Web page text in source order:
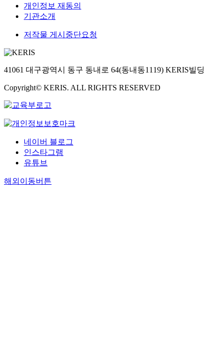
개인정보 재동의
기관소개
저작물 게시중단요청
41061 대구광역시 동구 동내로 64(동내동1119) KERIS빌딩
Copyright© KERIS. ALL RIGHTS RESERVED
네이버 블로그
인스타그램
유튜브
해외이동버튼